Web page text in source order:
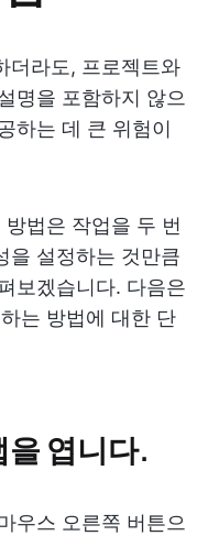
더라도, 프로젝트와
명을 포함하지 않으
하는 데 큰 위험이
법은 작업을 두 번
을 설정하는 것만큼
보겠습니다. 다음은
는 방법에 대한 단
엽니다.
우스 오른쪽 버튼으